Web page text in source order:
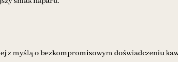
z myślą o bezkompromisowym doświadczeniu